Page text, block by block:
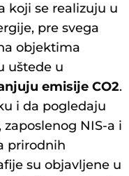
koji se realizuju u
pre svega
objektima
uštede u
emisije CO2.
i da pogledaju
NIS-a i
prirodnih
su objavljene u